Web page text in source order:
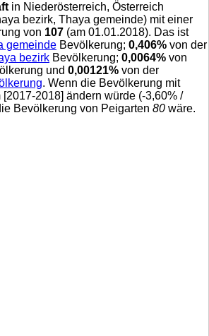
in Niederösterreich, Österreich
bezirk, Thaya gemeinde) mit einer
von 107 (am 01.01.2018). Das ist
gemeinde Bevölkerung; 0,406% von der
bezirk Bevölkerung; 0,0064% von
und 0,00121% von der
. Wenn die Bevölkerung mit
2018] ändern würde (-3,60% /
Bevölkerung von Peigarten 80 wäre.